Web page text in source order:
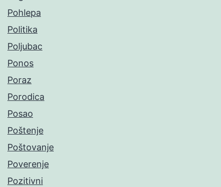
Pohlepa
Politika
Poljubac
Ponos
Poraz
Porodica
Posao
Poštenje
Poštovanje
Poverenje
Pozitivni